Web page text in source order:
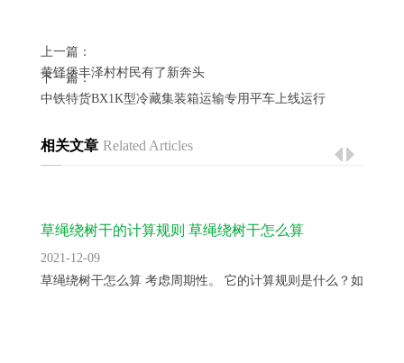
上一篇：
黄铎堡丰泽村村民有了新奔头
下一篇：
中铁特货BX1K型冷藏集装箱运输专用平车上线运行
相关文章 Related Articles
草绳绕树干的计算规则 草绳绕树干怎么算
2021-12-09
草绳绕树干怎么算 考虑周期性。 它的计算规则是什么？如只知...